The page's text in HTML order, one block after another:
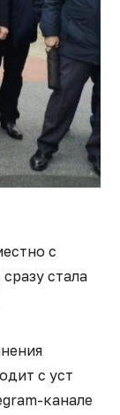
с
стала
с уст
канале